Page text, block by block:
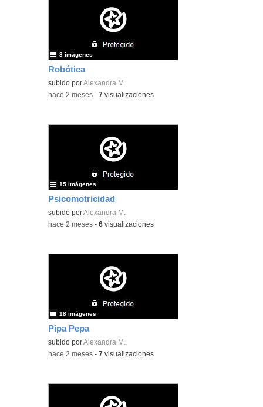
Robótica
subido porAlexandra M.
8 imágenes
-hace 2 meses -7 visualizaciones
Psicomotricidad
subido porAlexandra M.
15 imágenes
-hace 2 meses -6 visualizaciones
Pipa Pepa
subido porAlexandra M.
18 imágenes
-hace 2 meses -7 visualizaciones